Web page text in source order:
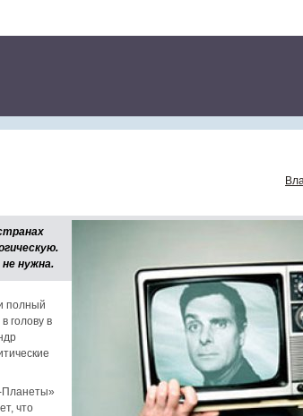
нужна.
полный
голову в
Планеты»
что